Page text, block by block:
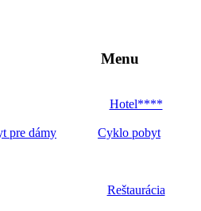
Menu
Hotel****
pre dámy Cyklo pobyt
Reštaurácia